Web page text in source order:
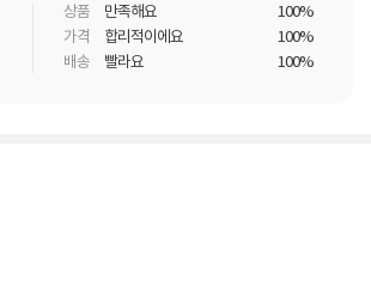
상품 만족해요
100%
가격
합리적이에요
100%
배송
빨라요 100%